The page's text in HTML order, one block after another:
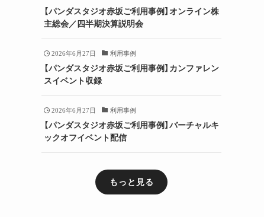
【パンダスタジオ赤坂ご利用事例】オンライン株
主総会／四半期決算説明会
2026年6月27日 利用事例
【パンダスタジオ赤坂ご利用事例】カンファレン
スイベント収録
2026年6月27日 利用事例
【パンダスタジオ赤坂ご利用事例】バーチャルキ
ックオフイベント配信
もっと見る